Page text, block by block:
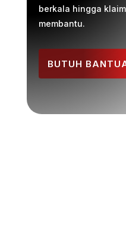
berkala hingga
membantu.
BUTUH